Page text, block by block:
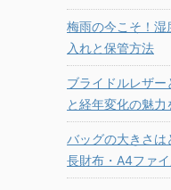
梅雨の今こそ！
入れと保管方法
ブライドルレザ
と経年変化の魅力
バッグの大きさは
長財布・A4ファ